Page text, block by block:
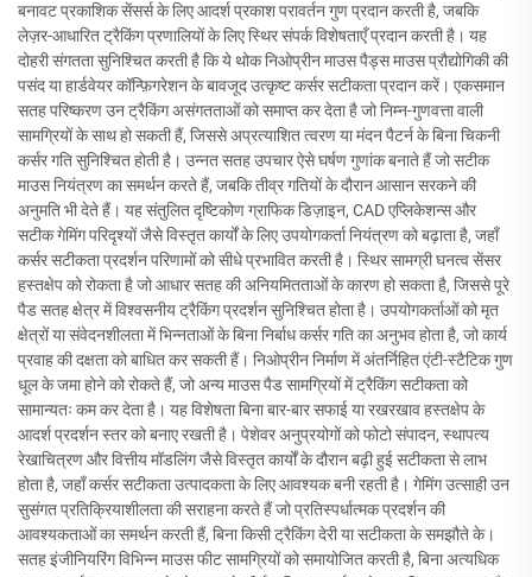
बनावट प्रकाशिक सेंसर्स के लिए आदर्श प्रकाश परावर्तन गुण प्रदान करती है, जबकि
लेज़र-आधारित ट्रैकिंग प्रणालियों के लिए स्थिर संपर्क विशेषताएँ प्रदान करती है। यह
दोहरी संगतता सुनिश्चित करती है कि ये थोक निओप्रीन माउस पैड्स माउस प्रौद्योगिकी की
पसंद या हार्डवेयर कॉन्फ़िगरेशन के बावजूद उत्कृष्ट कर्सर सटीकता प्रदान करें। एकसमान
सतह परिष्करण उन ट्रैकिंग असंगतताओं को समाप्त कर देता है जो निम्न-गुणवत्ता वाली
सामग्रियों के साथ हो सकती हैं, जिससे अप्रत्याशित त्वरण या मंदन पैटर्न के बिना चिकनी
कर्सर गति सुनिश्चित होती है। उन्नत सतह उपचार ऐसे घर्षण गुणांक बनाते हैं जो सटीक
माउस नियंत्रण का समर्थन करते हैं, जबकि तीव्र गतियों के दौरान आसान सरकने की
अनुमति भी देते हैं। यह संतुलित दृष्टिकोण ग्राफिक डिज़ाइन, CAD एप्लिकेशन्स और
सटीक गेमिंग परिदृश्यों जैसे विस्तृत कार्यों के लिए उपयोगकर्ता नियंत्रण को बढ़ाता है, जहाँ
कर्सर सटीकता प्रदर्शन परिणामों को सीधे प्रभावित करती है। स्थिर सामग्री घनत्व सेंसर
हस्तक्षेप को रोकता है जो आधार सतह की अनियमितताओं के कारण हो सकता है, जिससे पूरे
पैड सतह क्षेत्र में विश्वसनीय ट्रैकिंग प्रदर्शन सुनिश्चित होता है। उपयोगकर्ताओं को मृत
क्षेत्रों या संवेदनशीलता में भिन्नताओं के बिना निर्बाध कर्सर गति का अनुभव होता है, जो कार्य
प्रवाह की दक्षता को बाधित कर सकती हैं। निओप्रीन निर्माण में अंतर्निहित एंटी-स्टैटिक गुण
धूल के जमा होने को रोकते हैं, जो अन्य माउस पैड सामग्रियों में ट्रैकिंग सटीकता को
सामान्यतः कम कर देता है। यह विशेषता बिना बार-बार सफाई या रखरखाव हस्तक्षेप के
आदर्श प्रदर्शन स्तर को बनाए रखती है। पेशेवर अनुप्रयोगों को फोटो संपादन, स्थापत्य
रेखाचित्रण और वित्तीय मॉडलिंग जैसे विस्तृत कार्यों के दौरान बढ़ी हुई सटीकता से लाभ
होता है, जहाँ कर्सर सटीकता उत्पादकता के लिए आवश्यक बनी रहती है। गेमिंग उत्साही उन
सुसंगत प्रतिक्रियाशीलता की सराहना करते हैं जो प्रतिस्पर्धात्मक प्रदर्शन की
आवश्यकताओं का समर्थन करती हैं, बिना किसी ट्रैकिंग देरी या सटीकता के समझौते के।
सतह इंजीनियरिंग विभिन्न माउस फीट सामग्रियों को समायोजित करती है, बिना अत्यधिक